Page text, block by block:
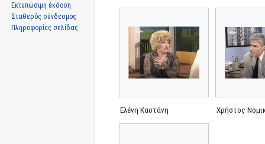
Ελένη Καστάνη Χρήστος
Εκτυπώσιμη έκδοση
Σταθερός σύνδεσμος
Πληροφορίες σελίδας